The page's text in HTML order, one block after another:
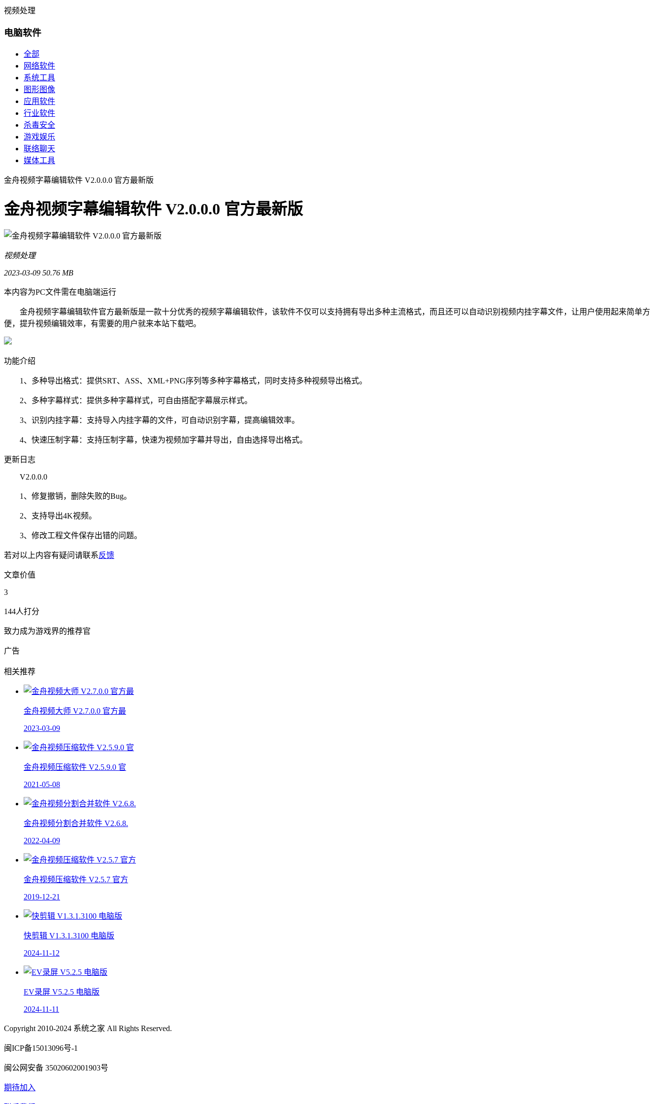
视频处理
电脑软件
全部
网络软件
系统工具
图形图像
应用软件
行业软件
杀毒安全
游戏娱乐
联络聊天
媒体工具
金舟视频字幕编辑软件 V2.0.0.0 官方最新版
金舟视频字幕编辑软件 V2.0.0.0 官方最新版
视频处理
2023-03-09 50.76 MB
本内容为PC文件需在电脑端运行
金舟视频字幕编辑软件官方最新版是一款十分优秀的视频字幕编辑软件，该软件不仅可以支持拥有导出多种主流格式，而且还可以自动识别视频内挂字幕文件，让用户使用起来简单方
便，提升视频编辑效率，有需要的用户就来本站下载吧。
功能介绍
1、多种导出格式：提供SRT、ASS、XML+PNG序列等多种字幕格式，同时支持多种视频导出格式。
2、多种字幕样式：提供多种字幕样式，可自由搭配字幕展示样式。
3、识别内挂字幕：支持导入内挂字幕的文件，可自动识别字幕，提高编辑效率。
4、快速压制字幕：支持压制字幕，快速为视频加字幕并导出，自由选择导出格式。
更新日志
V2.0.0.0
1、修复撤销，删除失败的Bug。
2、支持导出4K视频。
3、修改工程文件保存出错的问题。
若对以上内容有疑问请联系反馈
文章价值
3
144人打分
致力成为游戏界的推荐官
广告
相关推荐
金舟视频大师 V2.7.0.0 官方最
2023-03-09
金舟视频压缩软件 V2.5.9.0 官
2021-05-08
金舟视频分割合并软件 V2.6.8.
2022-04-09
金舟视频压缩软件 V2.5.7 官方
2019-12-21
快剪辑 V1.3.1.3100 电脑版
2024-11-12
EV录屏 V5.2.5 电脑版
2024-11-11
Copyright 2010-2024 系统之家 All Rights Reserved.
闽ICP备15013096号-1
闽公网安备 35020602001903号
期待加入